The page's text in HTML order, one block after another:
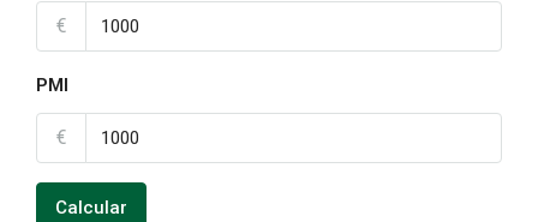
€
PMI
€
Calcular